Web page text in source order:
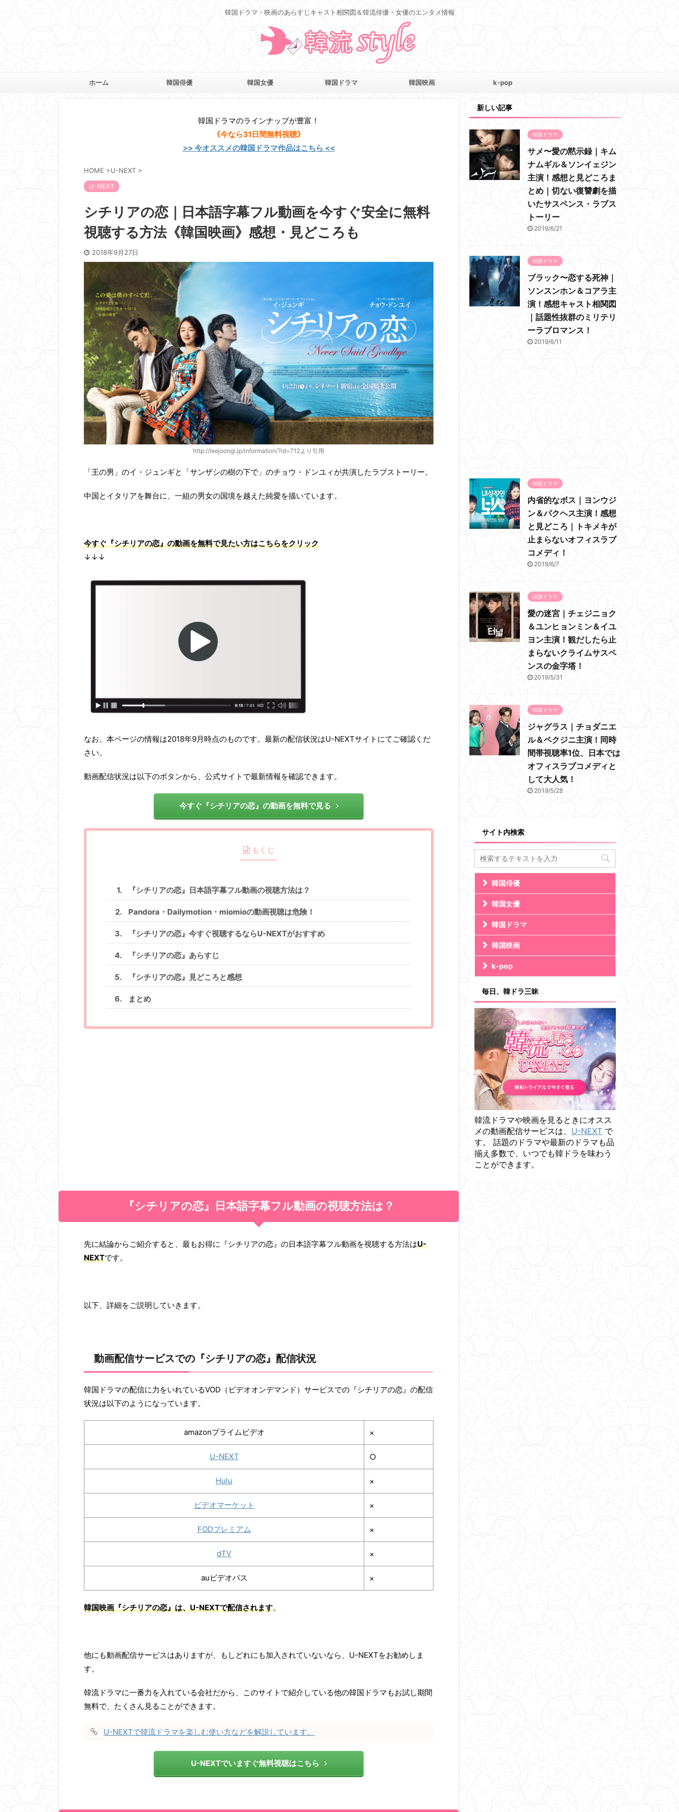
韓国ドラマ・映画のあらすじキャスト相関図＆韓流俳優・女優のエンタメ情報
ホーム 韓国俳優 韓国女優 韓国ドラマ 韓国映画 k-pop
韓国ドラマのラインナップが豊富！
《今なら31日間無料視聴》
>> 今オススメの韓国ドラマ作品はこちら <<
HOME >U-NEXT >
U-NEXT
シチリアの恋｜日本語字幕フル動画を今すぐ安全に無料
視聴する方法《韓国映画》感想・見どころも
2018年9月27日
http://leejoongi.jp/information/?id=712より引用
「王の男」のイ・ジュンギと「サンザシの樹の下で」のチョウ・ドンユィが共演したラブストーリー。
中国とイタリアを舞台に、一組の男女の国境を越えた純愛を描いています。
今すぐ『シチリアの恋』の動画を無料で見たい方はこちらをクリック
↓↓↓
なお、本ページの情報は2018年9月時点のものです。最新の配信状況はU-NEXTサイトにてご確認くだ
さい。
動画配信状況は以下のボタンから、公式サイトで最新情報を確認できます。
今すぐ『シチリアの恋』の動画を無料で見る
もくじ
『シチリアの恋』日本語字幕フル動画の視聴方法は？
Pandora・Dailymotion・miomioの動画視聴は危険！
『シチリアの恋』今すぐ視聴するならU-NEXTがおすすめ
『シチリアの恋』あらすじ
『シチリアの恋』見どころと感想
まとめ
『シチリアの恋』日本語字幕フル動画の視聴方法は？
先に結論からご紹介すると、 最もお得に『シチリアの恋』の日本語字幕フル動画を視聴する方法はU-
NEXTです。
以下、詳細をご説明していきます。
動画配信サービスでの『シチリアの恋』配信状況
韓国ドラマの配信に力をいれているVOD（ビデオオンデマンド）サービスでの『シチリアの恋』の配信
状況は以下のようになっています。
amazonプライムビデオ ×
U-NEXT ○
Hulu ×
ビデオマーケット ×
FODプレミアム ×
dTV ×
auビデオパス ×
韓国映画『シチリアの恋』は、U-NEXTで配信されます。
他にも動画配信サービスはありますが、もしどれにも加入されていないなら、U-NEXTをお勧めしま
す。
韓流ドラマに一番力を入れている会社だから、このサイトで紹介している他の韓国ドラマもお試し期間
無料で、たくさん見ることができます。
U-NEXTで韓流ドラマを楽しむ使い方などを解説しています。
U-NEXTでいますぐ無料視聴はこちら
新しい記事
韓国ドラマ
サメ〜愛の黙示録｜キム
ナムギル＆ソンイェジン
主演！感想と見どころま
とめ｜切ない復讐劇を描
いたサスペンス・ラブス
トーリー
2019/6/21
韓国ドラマ
ブラック〜恋する死神｜
ソンスンホン＆コアラ主
演！感想キャスト相関図
｜話題性抜群のミリテリ
ーラブロマンス！
2019/6/11
韓国ドラマ
内省的なボス｜ヨンウジ
ン＆パクヘス主演！感想
と見どころ｜トキメキが
止まらないオフィスラブ
コメディ！
2019/6/7
韓国ドラマ
愛の迷宮｜チェジニョク
＆ユンヒョンミン＆イユ
ヨン主演！観だしたら止
まらないクライムサスペ
ンスの金字塔！
2019/5/31
韓国ドラマ
ジャグラス｜チョダニエ
ル＆ペクジニ主演！同時
間帯視聴率1位、日本では
オフィスラブコメディと
して大人気！
2019/5/28
サイト内検索
韓国俳優
韓国女優
韓国ドラマ
韓国映画
k-pop
毎日、韓ドラ三昧
韓流ドラマや映画を見るときにオスス
メの動画配信サービスは、 U-NEXT で
す。 話題のドラマや最新のドラマも品
揃え多数で、いつでも韓ドラを味わう
ことができます。